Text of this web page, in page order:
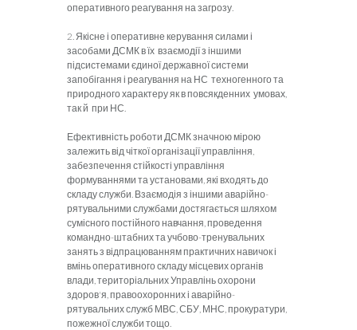
оперативного реагування на загрозу.
2. Якісне і оперативне керування силами і
засобами ДСМК в їх взаємодії з іншими
підсистемами єдиної державної системи
запобігання і реагування на НС техногенного та
природного характеру як в повсякденних умовах,
так й при НС.
Ефективність роботи ДСМК значною мірою
залежить від чіткої організації управління,
забезпечення стійкості управління
формуваннями та установами, які входять до
складу служби. Взаємодія з іншими аварійно-
рятувальними службами достягається шляхом
сумісного постійного навчання, проведення
командно-штабних та учбово-тренувальних
занять з відпрацюванням практичних навичок і
вмінь оперативного складу місцевих органів
влади, територіальних Управлінь охорони
здоров'я, правоохоронних і аварійно-
рятувальних служб МВС, СБУ, МНС, прокуратури,
пожежної служби тощо.